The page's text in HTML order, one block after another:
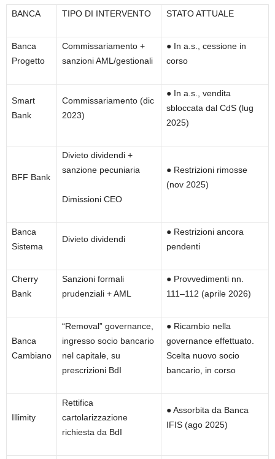
BANCA TIPO DI INTERVENTO STATO ATTUALE
Banca
Progetto
Commissariamento +
sanzioni AML/gestionali
● In a.s., cessione in
corso
Smart
Bank
Commissariamento (dic
2023)
● In a.s., vendita
sbloccata dal CdS (lug
2025)
BFF Bank
Divieto dividendi +
sanzione pecuniaria
Dimissioni CEO
● Restrizioni rimosse
(nov 2025)
Banca
Sistema
Divieto dividendi
● Restrizioni ancora
pendenti
Cherry
Bank
Sanzioni formali
prudenziali + AML
● Provvedimenti nn.
111–112 (aprile 2026)
Banca
Cambiano
“Removal” governance,
ingresso socio bancario
nel capitale, su
prescrizioni BdI
● Ricambio nella
governance effettuato.
Scelta nuovo socio
bancario, in corso
Illimity
Rettifica
cartolarizzazione
richiesta da BdI
●Assorbita da Banca
IFIS (ago 2025)